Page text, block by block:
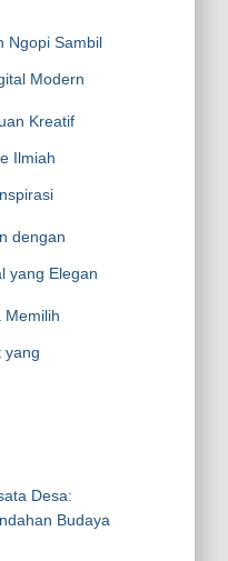
Ngopi Sambil
Modern
Kreatif
Ilmiah
dengan
yang Elegan
Memilih
yang
Desa:
Budaya